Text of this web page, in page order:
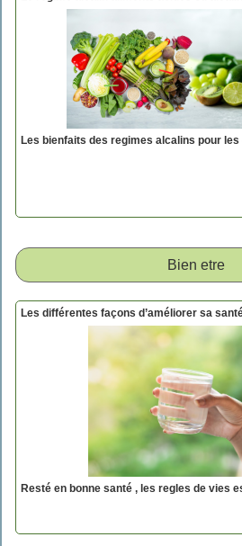
Les bienfaits des regimes alcalins pour les
Bien etre
Les différentes façons d’améliorer sa
Resté en bonne santé , les regles de vies